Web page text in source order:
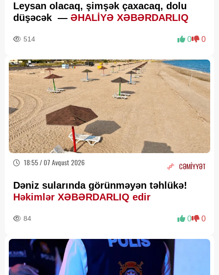
Leysan olacaq, şimşək çaxacaq, dolu
düşəcək — ƏHALİYƏ XƏBƏRDARLIQ
514 0 0
18:55 / 07 Avqust 2026 CƏMİYYƏT
Dəniz sularında görünməyən təhlükə!
Həkimlər XƏBƏRDARLIQ edir
84 0 0